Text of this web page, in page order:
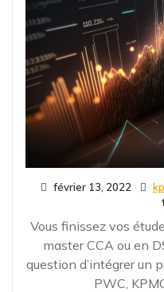
février 13, 2022
Vous finissez vos
master CCA ou en
question d’intégrer un
PWC,